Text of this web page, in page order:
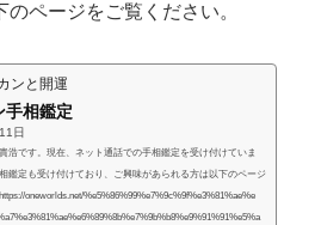
ページをご覧ください。
ンと開運
手相鑑定
日
浩です。現在、ネット通話での手相鑑定を受け付けていま
鑑定も受け付けており、ご興味があられる方は以下のページ
oneworlds.net/%e5%86%99%e7%9c%9f%e3%81%ae%e